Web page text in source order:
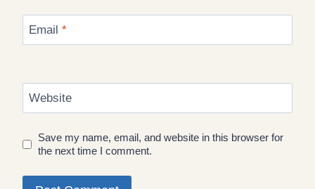
Email *
Website
Save my name, email, and website in this browser for
the next time I comment.